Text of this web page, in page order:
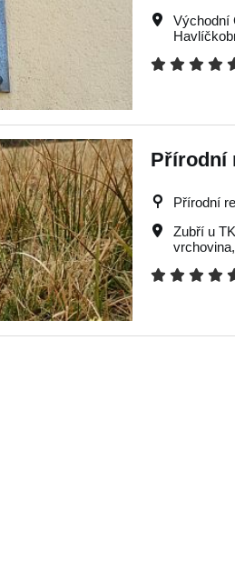
Východní
Přírodní
Přírodní
Zubří u TK
vrchovina,